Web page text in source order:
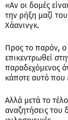
«Αν οι δομές
την ρήξη μαζί
Χάανινγκ.
Προς το παρόν, ο
επικεντρωθεί
παραδεχόμενος
κάποτε αυτό που
Αλλά μετά το
αναζητήσεις του